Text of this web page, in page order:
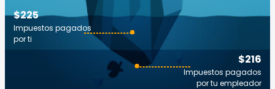
$216
Impuestos pagados
por tu empleador
$225
Impuestos pagados
por ti